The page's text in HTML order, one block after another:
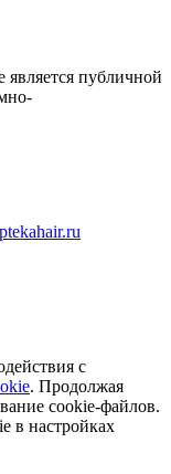
является публичной
с
. Продолжая
cookie-файлов.
в настройках